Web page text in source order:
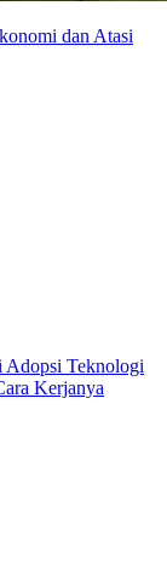
dan Atasi
Adopsi Teknologi
Kerjanya